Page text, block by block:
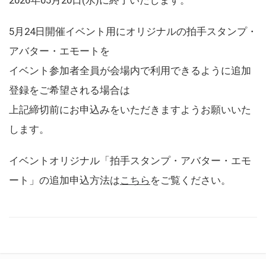
5月24日開催イベント用にオリジナルの拍手スタンプ・
アバター・エモートを
イベント参加者全員が会場内で利用できるように追加
登録をご希望される場合は
上記締切前にお申込みをいただきますようお願いいた
します。
イベントオリジナル「拍手スタンプ・アバター・エモ
ート」の追加申込方法はこちら をご覧ください。